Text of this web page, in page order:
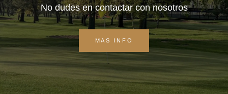
No dudes en contactar con nosotros
MAS INFO